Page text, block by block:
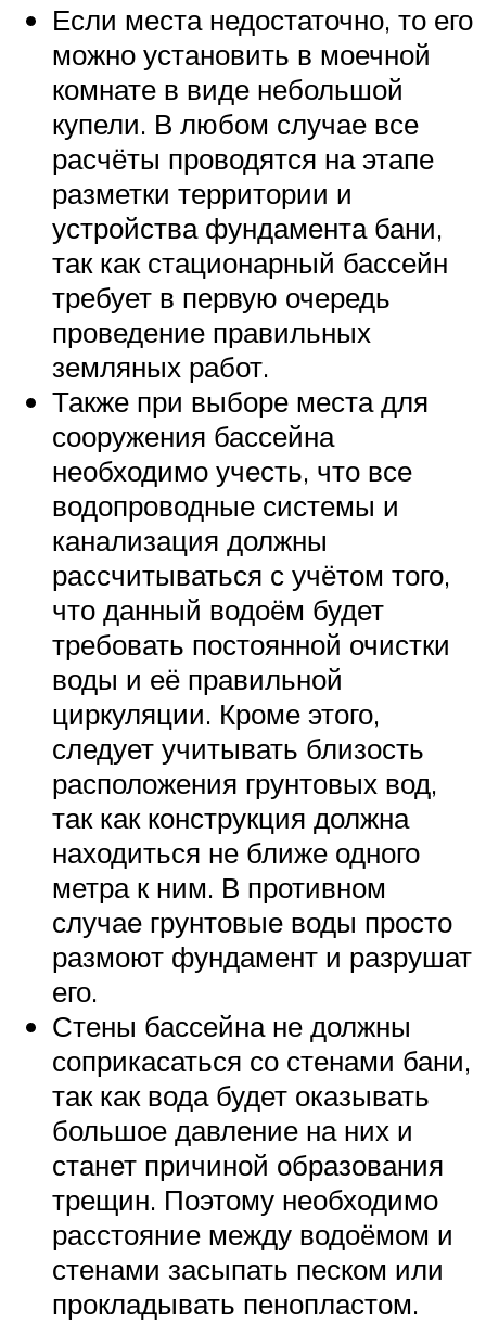
Если места недостаточно, то его
можно установить в моечной
комнате в виде небольшой
купели. В любом случае все
расчёты проводятся на этапе
разметки территории и
устройства фундамента бани,
так как стационарный бассейн
требует в первую очередь
проведение правильных
земляных работ.
Также при выборе места для
сооружения бассейна
необходимо учесть, что все
водопроводные системы и
канализация должны
рассчитываться с учётом того,
что данный водоём будет
требовать постоянной очистки
воды и её правильной
циркуляции. Кроме этого,
следует учитывать близость
расположения грунтовых вод,
так как конструкция должна
находиться не ближе одного
метра к ним. В противном
случае грунтовые воды просто
размоют фундамент и разрушат
его.
Стены бассейна не должны
соприкасаться со стенами бани,
так как вода будет оказывать
большое давление на них и
станет причиной образования
трещин. Поэтому необходимо
расстояние между водоёмом и
стенами засыпать песком или
прокладывать пенопластом.